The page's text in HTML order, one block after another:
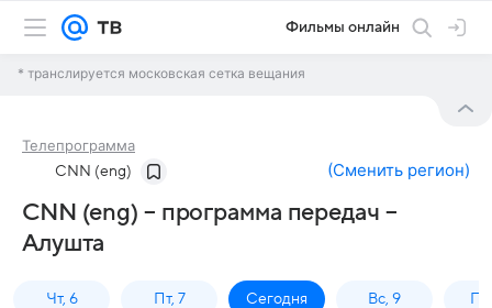
Фильмы онлайн
* транслируется московская сетка вещания
Телепрограмма
CNN (eng) (Сменить регион)
CNN (eng) – программа передач –
Алушта
Чт, 6 Пт, 7 Сегодня Вс, 9